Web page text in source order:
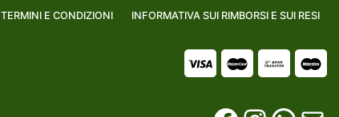
TERMINI E CONDIZIONI INFORMATIVA SUI RIMBORSI E SUI RESI